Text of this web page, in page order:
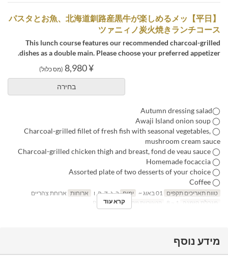
【平日】パスタとお魚、北海道釧路産黒牛が楽しめるメッ
ツァニィノ炭火焼きランチコース
This lunch course features our recommended charcoal-grilled
dishes as a double main. Please choose your preferred appetizer.
¥ 8,980 (מס כלול)
בחירה
◯Autumn dressing salad
◯ Awaji Island onion soup
◯ Charcoal-grilled fillet of fresh fish with seasonal vegetables,
mushroom cream sauce
◯ Charcoal-grilled chicken thigh and breast, fond de veau sauce
◯ Homemade focaccia
◯ Assorted plate of two desserts of your choice
◯ Coffee
טווח תאריכים תקפים ימים ב, ג, ד, ה, ו ארוחות ארוחת צהריים
מגבלת הזמנה
קטגוריית מקום Restaurant
קרא עוד
מידע נוסף